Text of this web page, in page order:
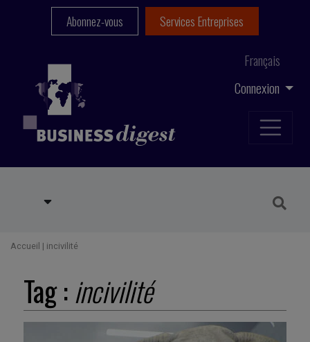
Connexion
Français
Abonnez-vous Services Entreprises
Accueil | incivilité
Tag :incivilité